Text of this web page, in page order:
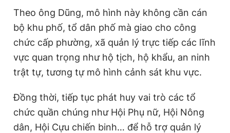
Giấy phép xuất bản số 110/GP - BTTTT cấp ngày 24.3.2020
© 2003-2026 Bản quyền thuộc về Báo Thanh Niên. Cấm sao
chép dưới mọi hình thức nếu không có sự chấp thuận bằng văn
bản. Phát triển bởi ePi Technologies, JSC.
Theo ông Dũng, mô hình này không cần cán
bộ khu phố, tổ dân phố mà giao cho công
chức cấp phường, xã quản lý trực tiếp các lĩnh
vực quan trọng như hộ tịch, hộ khẩu, an ninh
trật tự, tương tự mô hình cảnh sát khu vực.
Đồng thời, tiếp tục phát huy vai trò các tổ
chức quần chúng như Hội Phụ nữ, Hội Nông
dân, Hội Cựu chiến binh… để hỗ trợ quản lý